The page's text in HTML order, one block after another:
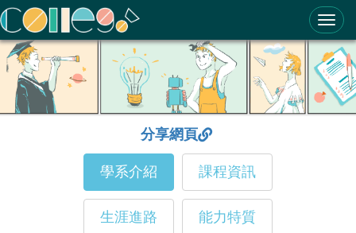
ColleGo! 大學選才與高中育才輔助系統
分享網頁
學系介紹 課程資訊
生涯進路 能力特質